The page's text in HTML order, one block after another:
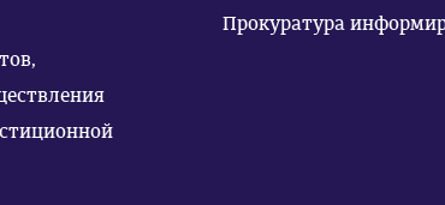
Прокуратура